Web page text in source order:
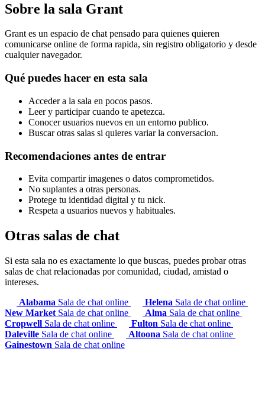
Sobre la sala Grant
Grant es un espacio de chat pensado para quienes quieren
comunicarse online de forma rapida, sin registro obligatorio y desde
cualquier navegador.
Qué puedes hacer en esta sala
Acceder a la sala en pocos pasos.
Leer y participar cuando te apetezca.
Conocer usuarios nuevos en un entorno publico.
Buscar otras salas si quieres variar la conversacion.
Recomendaciones antes de entrar
Evita compartir imagenes o datos comprometidos.
No suplantes a otras personas.
Protege tu identidad digital y tu nick.
Respeta a usuarios nuevos y habituales.
Otras salas de chat
Si esta sala no es exactamente lo que buscas, puedes probar otras
salas de chat relacionadas por comunidad, ciudad, amistad o
intereses.
Alabama Sala de chat online Helena Sala de chat online
New Market Sala de chat online Alma Sala de chat online
Cropwell Sala de chat online Fulton Sala de chat online
Daleville Sala de chat online Altoona Sala de chat online
Gainestown Sala de chat online